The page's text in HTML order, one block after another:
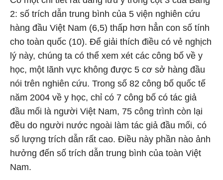
2: số trích dẫn trung bình của 5 viện nghiên cứu
hàng đầu Việt Nam (6,5) thấp hơn hẳn con số tính
cho toàn quốc (10). Để giải thích điều có vẻ nghịch
lý này, chúng ta có thể xem xét các công bố về y
học, một lãnh vực không được 5 cơ sở hàng đầu
nói trên nghiên cứu. Trong số 82 công bố quốc tế
năm 2004 về y học, chỉ có 7 công bố có tác giả
đầu mối là người Việt Nam, 75 công trình còn lại
đều do người nước ngoài làm tác giả đầu mối, có
số lượng trích dẫn rất cao. Điều này phần nào ảnh
hưởng đến số trích dẫn trung bình của toàn Việt
Nam.